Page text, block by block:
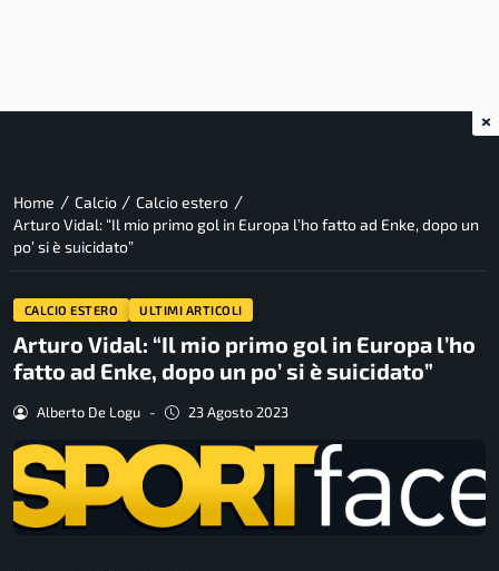
Home / Calcio / Calcio estero /
Arturo Vidal: “Il mio primo gol in Europa l’ho fatto ad Enke, dopo un
po’ si è suicidato”
CALCIO ESTERO ULTIMI ARTICOLI
Arturo Vidal: “Il mio primo gol in Europa l’ho
fatto ad Enke, dopo un po’ si è suicidato”
Alberto De Logu - 23 Agosto 2023
×